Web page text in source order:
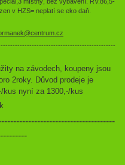
v HZS= neplatí se eko daň.
na závodech, koupeny jsou
2roky. Důvod prodeje je
kus nyní za 1300,-/kus